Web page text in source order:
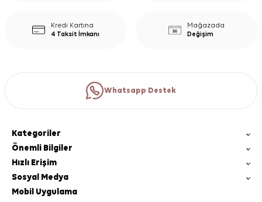
Kredi Kartına
4 Taksit İmkanı
Mağazada
Değişim
Whatsapp Destek
Kategoriler
Önemli Bilgiler
Hızlı Erişim
Sosyal Medya
Mobil Uygulama